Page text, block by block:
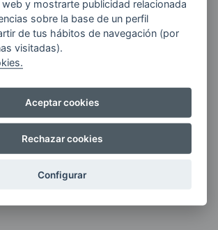
las últimas novedades de AVIA
por cualquier medio, incluido
Más información
duda durante el
a:
y mostrarte publicidad relacionada
sobre la base de un perfil
de tus hábitos de navegación (por
visitadas).
Aceptar cookies
Rechazar cookies
Configurar